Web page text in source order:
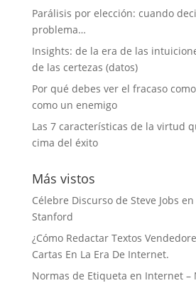
Parálisis por elección: cuando
problema…
Insights: de la era de las
de las certezas (datos)
Por qué debes ver el fracaso
como un enemigo
Las 7 características de la virtud
cima del éxito
Más vistos
Célebre Discurso de Steve Jobs
Stanford
¿Cómo Redactar Textos
Cartas En La Era De Internet.
Normas de Etiqueta en Internet –